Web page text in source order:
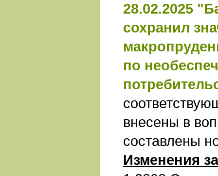
28.02.2025
сохранил
по
внесены в
составлены
Изменения